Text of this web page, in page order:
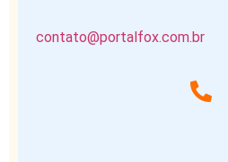
contato@portalfox.com.br